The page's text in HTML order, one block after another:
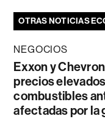
OTRAS NOTICIAS
NEGOCIOS
Exxon y
precios
combustibles
afectadas por la